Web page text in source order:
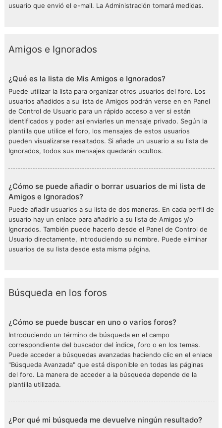
usuario que envió el e-mail. La Administración tomará medidas.
Amigos e Ignorados
¿Qué es la lista de Mis Amigos e Ignorados?
Puede utilizar la lista para organizar otros usuarios del foro. Los
usuarios añadidos a su lista de Amigos podrán verse en en Panel
de Control de Usuario para un rápido acceso a ver si están
identificados y poder así enviarles un mensaje privado. Según la
plantilla que utilice el foro, los mensajes de estos usuarios
pueden visualizarse resaltados. Si añade un usuario a su lista de
Ignorados, todos sus mensajes quedarán ocultos.
¿Cómo se puede añadir o borrar usuarios de mi lista de
Amigos e Ignorados?
Puede añadir usuarios a su lista de dos maneras. En cada perfil de
usuario hay un enlace para añadirlo a su lista de Amigos y/o
Ignorados. También puede hacerlo desde el Panel de Control de
Usuario directamente, introduciendo su nombre. Puede eliminar
usuarios de su lista desde esta misma página.
Búsqueda en los foros
¿Cómo se puede buscar en uno o varios foros?
Introduciendo un término de búsqueda en el campo
correspondiente del buscador del índice, foro o en los temas.
Puede acceder a búsquedas avanzadas haciendo clic en el enlace
"Búsqueda Avanzada" que está disponible en todas las páginas
del foro. La manera de acceder a la búsqueda depende de la
plantilla utilizada.
¿Por qué mi búsqueda me devuelve ningún resultado?